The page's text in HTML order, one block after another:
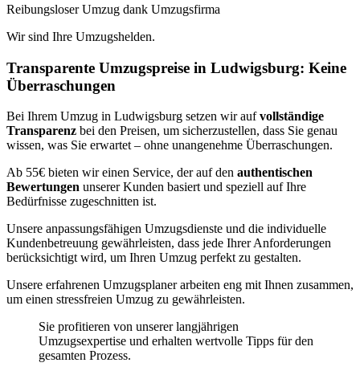
Reibungsloser Umzug dank Umzugsfirma
Wir sind Ihre Umzugshelden.
Transparente Umzugspreise in Ludwigsburg: Keine
Überraschungen
Bei Ihrem Umzug in Ludwigsburg setzen wir aufvollständige
Transparenz bei den Preisen, um sicherzustellen, dass Sie genau
wissen, was Sie erwartet – ohne unangenehme Überraschungen.
Ab 55€ bieten wir einen Service, der auf den authentischen
Bewertungen unserer Kunden basiert und speziell auf Ihre
Bedürfnisse zugeschnitten ist.
Unsere anpassungsfähigen Umzugsdienste und die individuelle
Kundenbetreuung gewährleisten, dass jede Ihrer Anforderungen
berücksichtigt wird, um Ihren Umzug perfekt zu gestalten.
Unsere erfahrenen Umzugsplaner arbeiten eng mit Ihnen zusammen,
um einen stressfreien Umzug zu gewährleisten.
Sie profitieren von unserer langjährigen
Umzugsexpertise und erhalten wertvolle Tipps für den
gesamten Prozess.